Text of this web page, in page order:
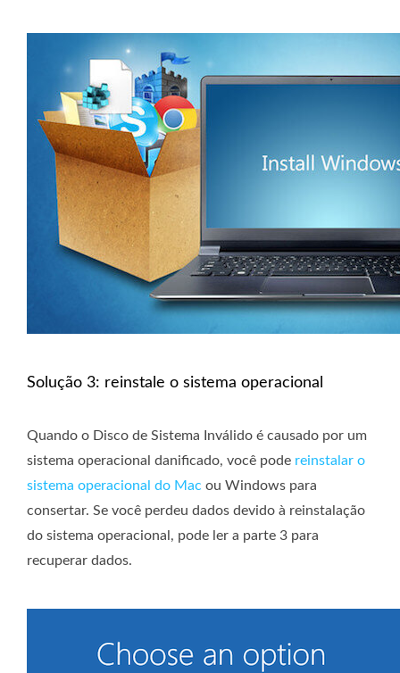
Solução 3: reinstale o sistema operacional
Quando o Disco de Sistema Inválido é causado por um
sistema operacional danificado, você pode reinstalar o
sistema operacional do Mac ou Windows para
consertar. Se você perdeu dados devido à reinstalação
do sistema operacional, pode ler a parte 3 para
recuperar dados.